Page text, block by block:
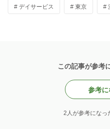
# デイサービス # 東京 #
この記事が参考
参考に
2人が参考になっ